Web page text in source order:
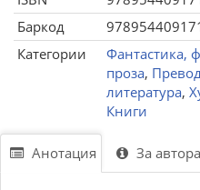
Баркод
Категории
Фантастика,
проза,
литература,
Книги
Анотация За автора